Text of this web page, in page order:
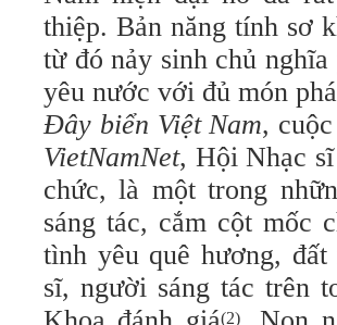
thiệp. Bản năng tính sơ
từ đó nảy sinh chủ
yêu nước với đủ món
Đây biển Việt Nam,
VietNamNet, Hội Nhạc
chức, là một trong
sáng tác, cắm cột mốc
tình yêu quê hương,
sĩ, người sáng tác trên
(2)